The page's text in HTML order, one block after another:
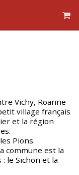
Vichy, Roanne
village français
et la région
Pions.
commune est la
le Sichon et la